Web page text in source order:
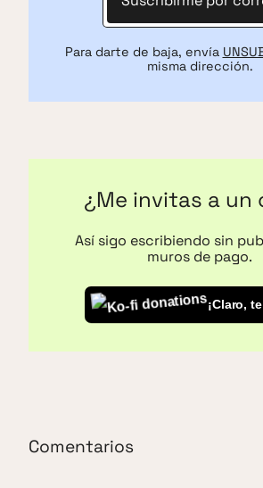
Para darte de baja, envía
misma dirección.
¿Me invitas a un
Así sigo escribiendo sin
muros de pago.
¡Claro,
Comentarios